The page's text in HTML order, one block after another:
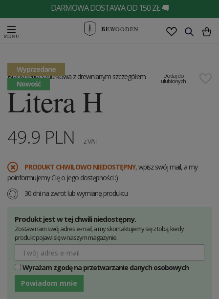
DARMOWA DOSTAWA OD 150 ZŁ 🚚
BEWOODEN
Wyprzedane
Nowość
Dodaj do
ulubionych
Bransoletka sznurkowa z drewnianym szczegółem
Litera H
49.9 PLN z VAT
PRODUKT CHWILOWO NIEDOSTĘPNY, wpisz swój mail, a my
poinformujemy Cię o jego dostępności :)
30 dni na zwrot lub wymianę produktu
Produkt jest w tej chwili niedostępny.
Zostaw nam swój adres e-mail, a my skontaktujemy się z tobą, kiedy
produkt pojawi się w naszym magazynie.
Wyrażam zgodę na przetwarzanie danych osobowych
Powiadom mnie